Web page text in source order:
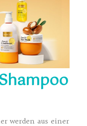
werden aus einer